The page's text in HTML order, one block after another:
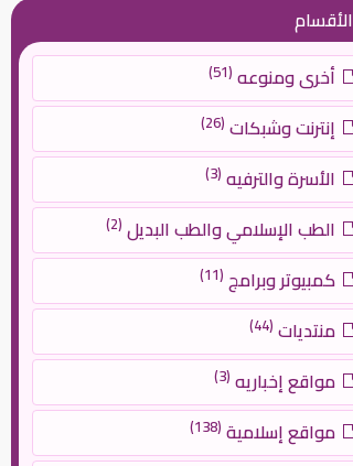
الأقسام
أخرى ومنوعه (51)
إنترنت وشبكات (26)
الأسرة والترفيه (3)
الطب الإسلامي والطب البديل (2)
كمبيوتر وبرامج (11)
منتديات (44)
مواقع إخباريه (3)
مواقع إسلامية (138)